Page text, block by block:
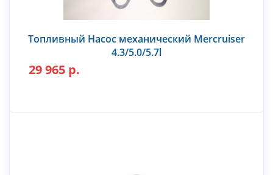
Топливный Насос механический Mercruiser
4.3/5.0/5.7l
29 965 р.